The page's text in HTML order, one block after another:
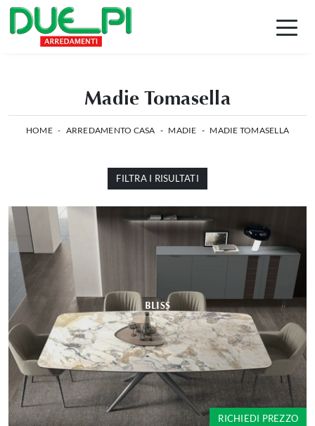
Madie Tomasella
HOME - ARREDAMENTO CASA - MADIE - MADIE TOMASELLA
FILTRA I RISULTATI
BLISS
RICHIEDI PREZZO